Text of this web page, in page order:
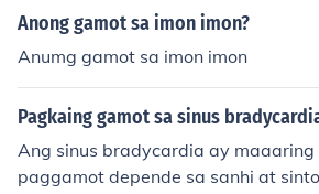
Anong gamot sa imon imon?
Anumg gamot sa imon imon
Pagkaing gamot sa sinus
Ang sinus bradycardia ay
paggamot depende sa sanhi at